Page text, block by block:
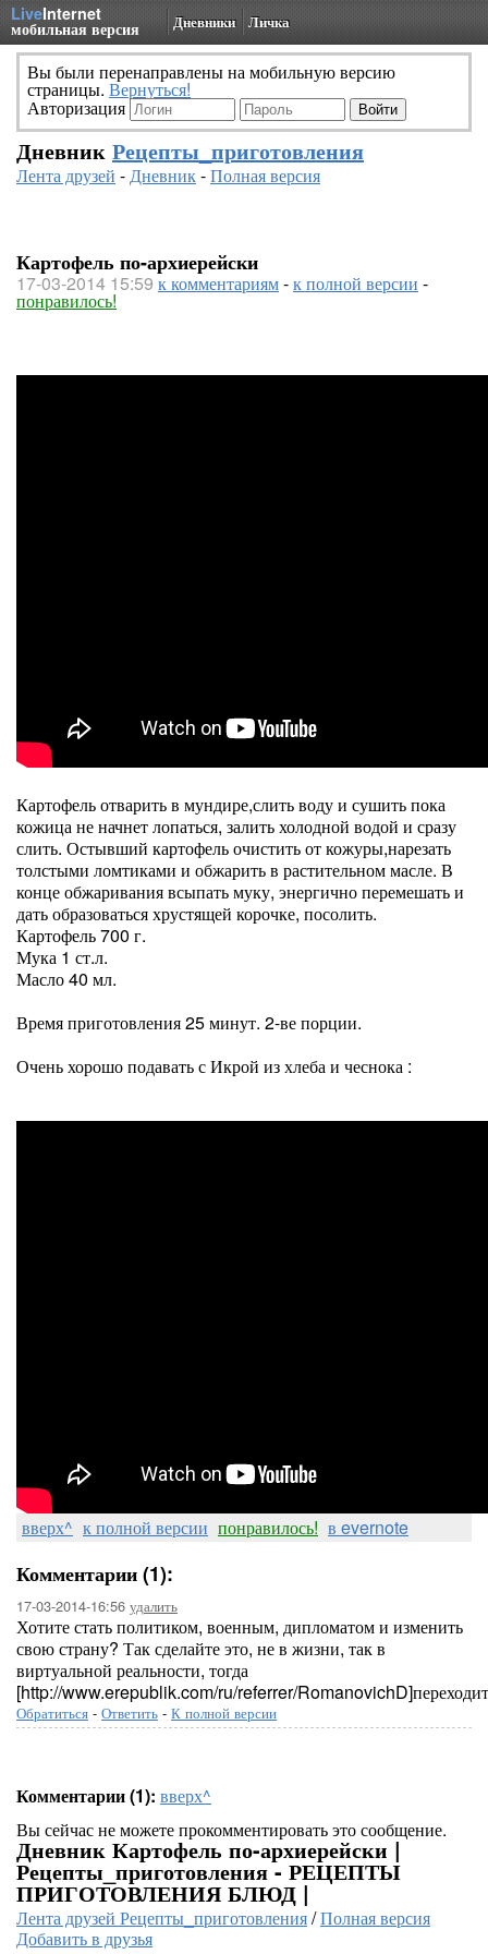
LiveInternet
мобильная версия Дневники Личка
Вы были перенаправлены на мобильную версию
страницы. Вернуться!
Авторизация
Дневник Рецепты_приготовления
Лента друзей -Дневник-Полная версия
Картофель по-архиерейски
17-03-2014 15:59 к комментариям-к полной версии -
понравилось!
Картофель отварить в мундире,слить воду и сушить пока
кожица не начнет лопаться, залить холодной водой и сразу
слить. Остывший картофель очистить от кожуры,нарезать
толстыми ломтиками и обжарить в растительном масле. В
конце обжаривания всыпать муку, энергично перемешать и
дать образоваться хрустящей корочке, посолить.
Картофель 700 г.
Мука 1 ст.л.
Масло 40 мл.
Время приготовления 25 минут. 2-ве порции.
Очень хорошо подавать с Икрой из хлеба и чеснока :
вверх^ к полной версии понравилось! в evernote
Комментарии (1):
17-03-2014-16:56 удалить
Хотите стать политиком, военным, дипломатом и изменить
свою страну? Так сделайте это, не в жизни, так в
виртуальной реальности, тогда
[http://www.erepublik.com/ru/referrer/
Обратиться - Ответить - К полной версии
Комментарии (1): вверх^
Вы сейчас не можете прокомментировать это сообщение.
Дневник Картофель по-архиерейски |
Рецепты_приготовления - РЕЦЕПТЫ
ПРИГОТОВЛЕНИЯ БЛЮД |
Лента друзей Рецепты_приготовления/Полная версия
Добавить в друзья